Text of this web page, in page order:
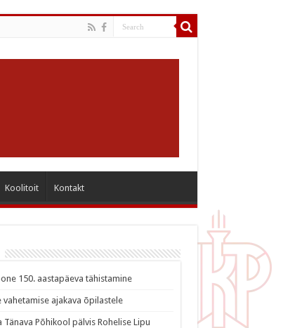
Koolitoit Kontakt
150. aastapäeva tähistamine
vahetamise ajakava õpilastele
Tänava Põhikool pälvis Rohelise Lipu